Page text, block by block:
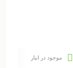
موجود در انبار